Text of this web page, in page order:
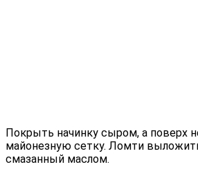
Покрыть начинку сыром, а поверх
майонезную сетку. Ломти
смазанный маслом.